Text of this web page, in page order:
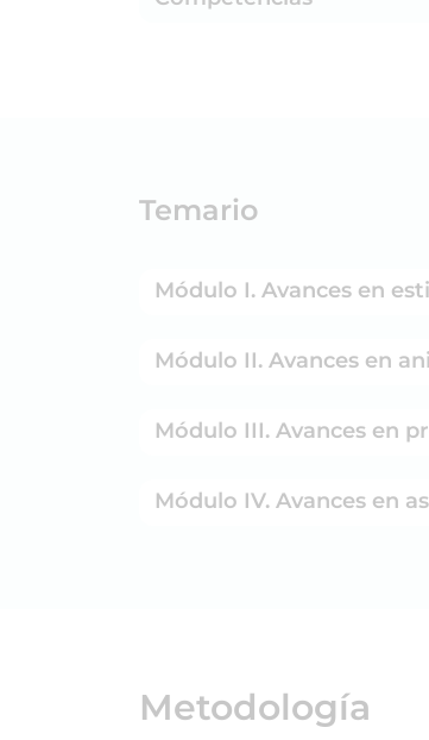
Temario
Módulo I. Avances en
Módulo II. Avances en
Módulo III. Avances en
Módulo IV. Avances en
Metodología